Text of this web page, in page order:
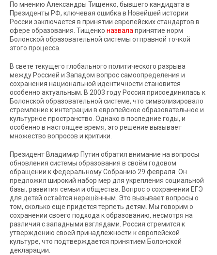
По мнению Александры Тищенко, бывшего кандидата в
Президенты РФ, ключевая ошибка в Новейшей истории
России заключается в принятии европейских стандартов в
сфере образования. Тищенко назвалапринятие норм
Болонской образовательной системы отправной точкой
этого процесса.
В свете текущего глобального политического разрыва
между Россией и Западом вопрос самоопределения и
сохранения национальной идентичности становится
особенно актуальным. В 2003 году Россия присоединилась к
Болонской образовательной системе, что символизировало
стремление к интеграции в европейское образовательное и
культурное пространство. Однако в последние годы, и
особенно в настоящее время, это решение вызывает
множество вопросов и критики.
Президент Владимир Путин обратил внимание на вопросы
обновления системы образования в своём годовом
обращении к Федеральному Собранию 29 февраля. Он
предложил широкий набор мер для укрепления социальной
базы, развития семьи и общества. Вопрос о сохранении ЕГЭ
для детей остаётся нерешённым. Это вызывает вопросы о
том, сколько ещё придётся терпеть детям. Мы говорим о
сохранении своего подхода к образованию, несмотря на
различия с западными взглядами. Россия стремится к
утверждению своей принадлежности к европейской
культуре, что подтверждается принятием Болонской
декларации.